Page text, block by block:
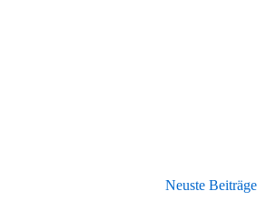
Neuste Beiträge